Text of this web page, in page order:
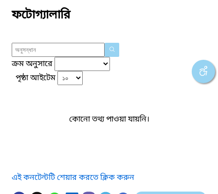
ফটোগ্যালারি
ক্রম অনুসারে
পৃষ্ঠা আইটেম
কোনো তথ্য পাওয়া যায়নি।
এই কনটেন্টটি শেয়ার করতে ক্লিক করুন